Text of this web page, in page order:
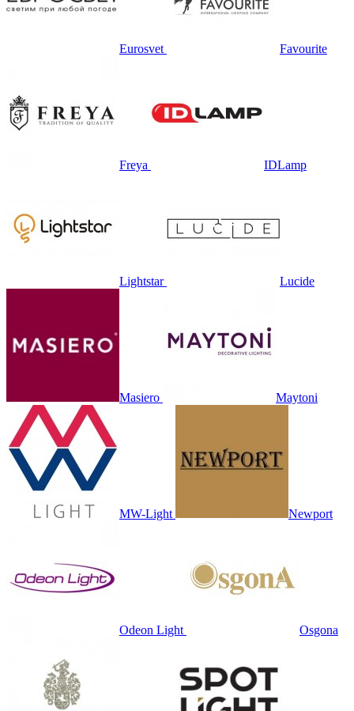
Eurosvet Favourite
Freya IDLamp
Lightstar Lucide
Masiero Maytoni
MW-Light Newport
Odeon Light Osgona